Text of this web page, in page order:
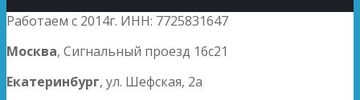
Работаем с 2014г. ИНН: 7725831647
Москва, Сигнальный проезд 16с21
Екатеринбург, ул. Шефская, 2а